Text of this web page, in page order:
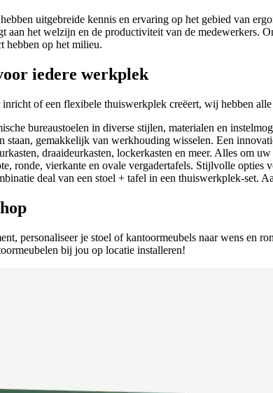
uitgebreide kennis en ervaring op het gebied van
aan het welzijn en de productiviteit van de medewerkers.
hebben op het milieu.
iedere werkplek
of een flexibele thuiswerkplek creëert, wij hebben
bureaustoelen in diverse stijlen, materialen en
staan, gemakkelijk van werkhouding wisselen. Een
draaideurkasten, lockerkasten en meer. Alles om
ronde, vierkante en ovale vergadertafels. Stijlvolle opties
deal van een stoel + tafel in een thuiswerkplek-set.
personaliseer je stoel of kantoormeubels naar wens en
bij jou op locatie installeren!